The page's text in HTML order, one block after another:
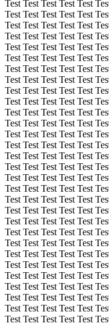
Test Test Test Test Test
Test Test Test Test Test
Test Test Test Test Test
Test Test Test Test Test
Test Test Test Test Test
Test Test Test Test Test
Test Test Test Test Test
Test Test Test Test Test
Test Test Test Test Test
Test Test Test Test Test
Test Test Test Test Test
Test Test Test Test Test
Test Test Test Test Test
Test Test Test Test Test
Test Test Test Test Test
Test Test Test Test Test
Test Test Test Test Test
Test Test Test Test Test
Test Test Test Test Test
Test Test Test Test Test
Test Test Test Test Test
Test Test Test Test Test
Test Test Test Test Test
Test Test Test Test Test
Test Test Test Test Test
Test Test Test Test Test
Test Test Test Test Test
Test Test Test Test Test
Test Test Test Test Test
Test Test Test Test Test